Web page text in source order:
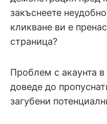
закъснеете
кликване ви е
страница?
Проблем с акаунта
доведе до
загубени